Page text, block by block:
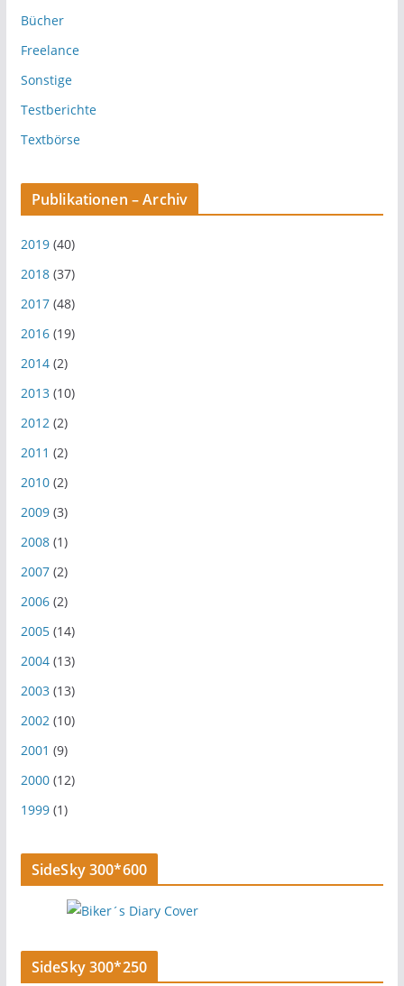
Bücher
Freelance
Sonstige
Testberichte
Textbörse
Publikationen – Archiv
2019(40)
2018(37)
2017(48)
2016(19)
2014(2)
2013(10)
2012(2)
2011 (2)
2010(2)
2009(3)
2008(1)
2007(2)
2006(2)
2005(14)
2004(13)
2003(13)
2002(10)
2001 (9)
2000(12)
1999(1)
SideSky 300*600
SideSky 300*250